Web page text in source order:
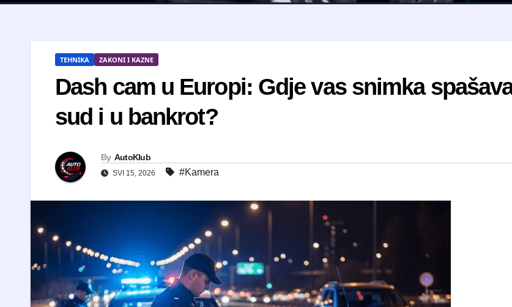
TEHNIKA ZAKONI I KAZNE
Dash cam u Europi: Gdje vas snimka
sud i u bankrot?
By AutoKlub
SVI 15, 2026 #Kamera